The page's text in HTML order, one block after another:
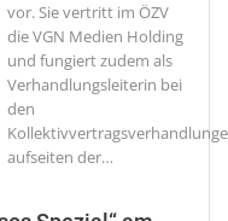
vor. Sie vertritt im ÖZV
die VGN Medien Holding
und fungiert zudem als
Verhandlungsleiterin bei
den
aufseiten der…